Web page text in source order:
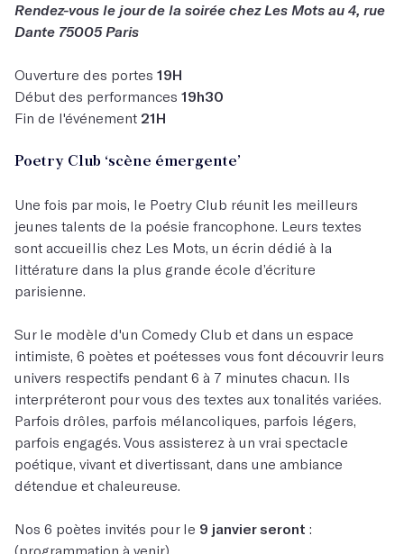
Rendez-vous le jour de la soirée chez Les Mots au 4, rue
Dante 75005 Paris
Ouverture des portes 19H
Début des performances 19h30
Fin de l'événement 21H
Poetry Club ‘scène émergente’
Une fois par mois, le Poetry Club réunit les meilleurs
jeunes talents de la poésie francophone. Leurs textes
sont accueillis chez Les Mots, un écrin dédié à la
littérature dans la plus grande école d’écriture
parisienne.
Sur le modèle d'un Comedy Club et dans un espace
intimiste, 6 poètes et poétesses vous font découvrir leurs
univers respectifs pendant 6 à 7 minutes chacun. Ils
interpréteront pour vous des textes aux tonalités variées.
Parfois drôles, parfois mélancoliques, parfois légers,
parfois engagés. Vous assisterez à un vrai spectacle
poétique, vivant et divertissant, dans une ambiance
détendue et chaleureuse.
Nos 6 poètes invités pour le 9 janvier seront :
(programmation à venir)